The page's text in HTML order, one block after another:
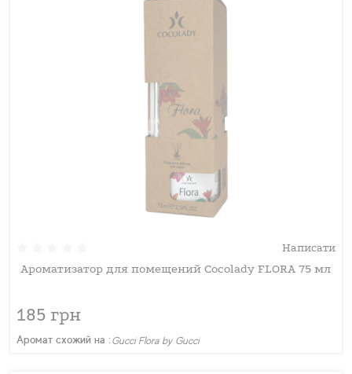
Написати
Ароматизатор для помещений Cocolady FLORA 75 мл
185 грн
Аромат схожий на : Gucci Flora by Gucci